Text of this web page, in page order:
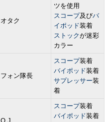
オタク
ツを使用
スコープ及びバ
イポッド装着
ストックが迷彩
カラー
フォン隊長
スコープ装着
バイポッド装着
サプレッサー装
着
スコープ装着
バイポッド装着